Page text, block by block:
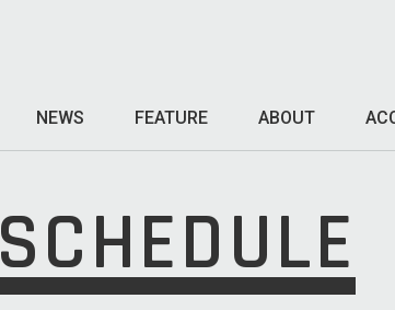
NEWS FEATURE ABOUT
SCHEDULE